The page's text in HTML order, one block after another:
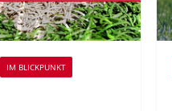
IM BLICKPUNKT